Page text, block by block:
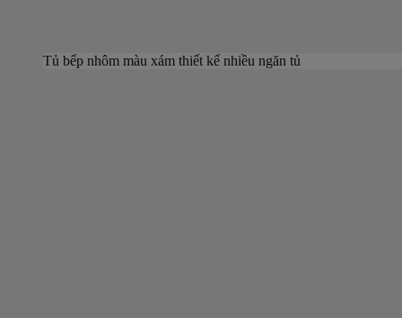
Tủ bếp nhôm màu xám thiết kế nhiều ngăn tủ